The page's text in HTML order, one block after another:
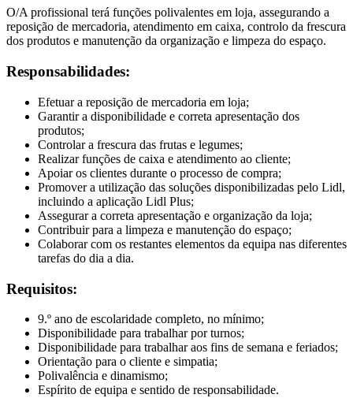
O/A profissional terá funções polivalentes em loja, assegurando a
reposição de mercadoria, atendimento em caixa, controlo da frescura
dos produtos e manutenção da organização e limpeza do espaço.
Responsabilidades:
Efetuar a reposição de mercadoria em loja;
Garantir a disponibilidade e correta apresentação dos
produtos;
Controlar a frescura das frutas e legumes;
Realizar funções de caixa e atendimento ao cliente;
Apoiar os clientes durante o processo de compra;
Promover a utilização das soluções disponibilizadas pelo Lidl,
incluindo a aplicação Lidl Plus;
Assegurar a correta apresentação e organização da loja;
Contribuir para a limpeza e manutenção do espaço;
Colaborar com os restantes elementos da equipa nas diferentes
tarefas do dia a dia.
Requisitos:
9.º ano de escolaridade completo, no mínimo;
Disponibilidade para trabalhar por turnos;
Disponibilidade para trabalhar aos fins de semana e feriados;
Orientação para o cliente e simpatia;
Polivalência e dinamismo;
Espírito de equipa e sentido de responsabilidade.